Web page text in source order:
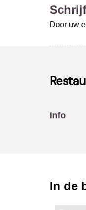
Door uw
Info
In de